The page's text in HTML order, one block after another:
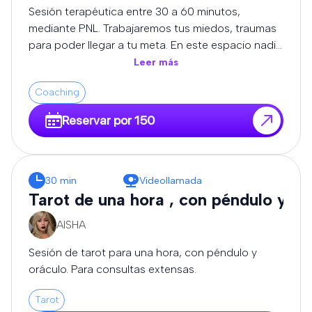
cómo avanzar con mayor conciencia y
empoderamiento. 💫 ¿Para quién es este servicio?
Para quienes buscan más que predicciones. Si
deseas comprender el “por qué” detrás de lo que
este servicio es para ti. 🌟 Beneficios: Claridad en
momentos de duda Acompañamiento en
procesos de cambio Comprensión emocional y
espiritual Dirección y motivación para avanzar
Cada lectura se realiza en un espacio seguro,
confidencial y enriquecedor, donde tu crecimiento
personal es lo más importante. 🌙 Reserva tu
lectura ahora y comienza a transformar tu realidad
desde la conciencia.
Sesión terapéutica entre 30 a 60 minutos,
mediante PNL. Trabajaremos tus miedos, traumas
para poder llegar a tu meta. En este espacio nadie
te juzgará, estaré para escucharte.
Leer más
Coaching
Reservar por 150
30 min Videollamada
Tarot de una hora , con péndulo y
AISHA
Sesión de tarot para una hora, con péndulo y
oráculo. Para consultas extensas.
Tarot